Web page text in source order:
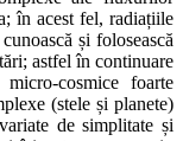
în acest fel, radiațiile
și folosească
astfel în continuare
cosmice foarte
(stele și planete)
de simplitate și